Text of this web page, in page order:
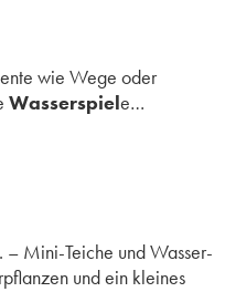
wie Wege oder
Wasserspiele…
Mini-Teiche und Wasser-
und ein kleines